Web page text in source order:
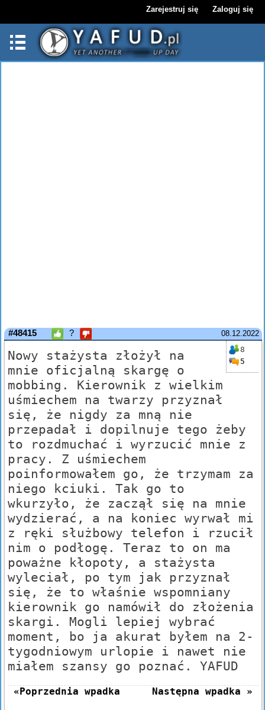
Zarejestruj się Zaloguj się
08.12.2022
#48415 ?
8
5
Nowy stażysta złożył na
mnie oficjalną skargę o
mobbing. Kierownik z wielkim
uśmiechem na twarzy przyznał
się, że nigdy za mną nie
przepadał i dopilnuje tego żeby
to rozdmuchać i wyrzucić mnie z
pracy. Z uśmiechem
poinformowałem go, że trzymam za
niego kciuki. Tak go to
wkurzyło, że zaczął się na mnie
wydzierać, a na koniec wyrwał mi
z ręki służbowy telefon i rzucił
nim o podłogę. Teraz to on ma
poważne kłopoty, a stażysta
wyleciał, po tym jak przyznał
się, że to właśnie wspomniany
kierownik go namówił do złożenia
skargi. Mogli lepiej wybrać
moment, bo ja akurat byłem na 2-
tygodniowym urlopie i nawet nie
miałem szansy go poznać. YAFUD
«Poprzednia wpadka Następna wpadka »